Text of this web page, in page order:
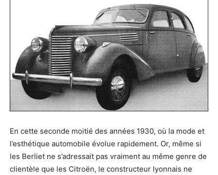
En cette seconde moitié des années 1930, où la mode et
l’esthétique automobile évolue rapidement. Or, même si
les Berliet ne s’adressait pas vraiment au même genre de
clientèle que les Citroën, le constructeur lyonnais ne